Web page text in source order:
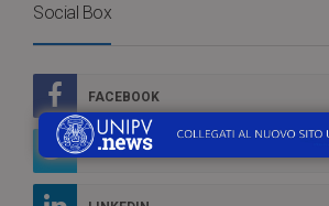
Social Box
FACEBOOK
TWITTER